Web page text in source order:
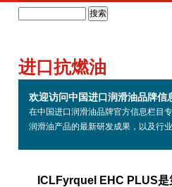
进口抗燃油
欢迎访问中国进口润滑油品牌信
在中国进口润滑油品牌官方信息栏目
润滑油产品的最新研发成果，以及行
ICLFyrquel EHC PLUS